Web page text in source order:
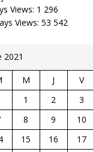
Views: 1 296
Views: 53 542
2021
M J V
1
2 3
8 9 10
15 16 17